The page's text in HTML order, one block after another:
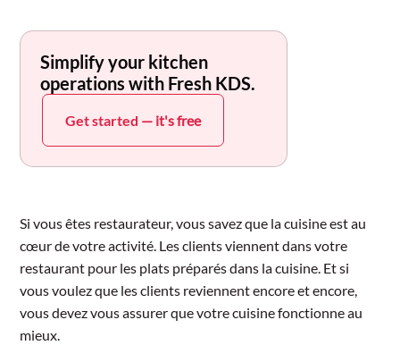
Simplify your kitchen
operations with Fresh KDS.
Get started — it's free
Si vous êtes restaurateur, vous savez que la cuisine est au
cœur de votre activité. Les clients viennent dans votre
restaurant pour les plats préparés dans la cuisine. Et si
vous voulez que les clients reviennent encore et encore,
vous devez vous assurer que votre cuisine fonctionne au
mieux.